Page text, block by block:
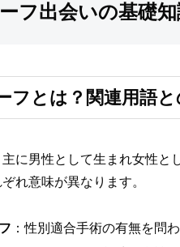
フ出会いの基礎
フとは？関連用語
に男性として生まれ女性
れ意味が異なります。
：性別適合手術の有無を問